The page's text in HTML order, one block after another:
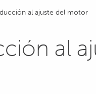
al ajuste del motor
al